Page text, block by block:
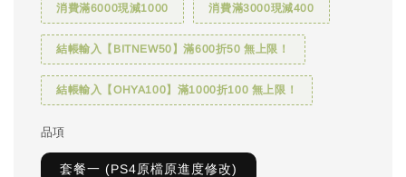
消費滿6000現減1000 消費滿3000現減400
結帳輸入【BITNEW50】滿600折50 無上限！
結帳輸入【OHYA100】滿1000折100 無上限！
品項
套餐一 (PS4原檔原進度修改)